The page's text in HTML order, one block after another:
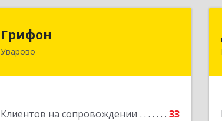
Грифон
Уварово
Клиентов на сопровождении
33
393461, Тамбовская обл, Уварово г,